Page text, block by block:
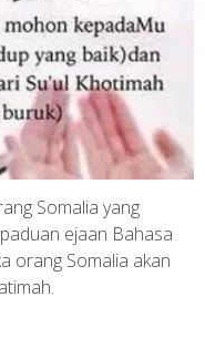
Somalia yang
orang Somalia akan